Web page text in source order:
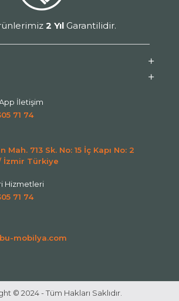
2 YılGarantilidir.
İletişim
71 74
Mah. 713 Sk. No: 15 İç Kapı No: 2
İzmir Türkiye
Hizmetleri
71 74
mobilya.com
© 2024 - Tüm Hakları Saklıdır.